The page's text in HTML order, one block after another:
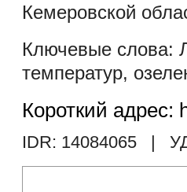
Кемеровской
температур,
Короткий адрес:
IDR: 14084065 |